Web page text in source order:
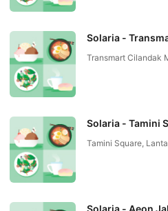
Solaria -
Transmart Cilandak
Solaria - Tamini
Tamini Square,
Solaria - Aeon